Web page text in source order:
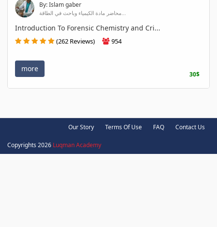
By: Islam gaber
محاضر مادة الكيمياء وباحث في الطاقة...
Introduction To Forensic Chemistry and Cri...
(262 Reviews) 954
more
30$
Our Story Terms Of Use FAQ Contact Us
Copyrights 2026 Luqman Academy